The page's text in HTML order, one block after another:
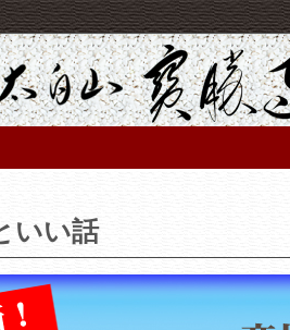
いい話